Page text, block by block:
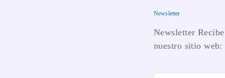
Newsletter
Newsletter
nuestro sitio web: